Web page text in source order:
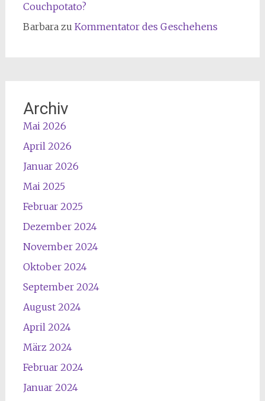
Couchpotato?
Barbarazu Kommentator des Geschehens
Archiv
Mai 2026
April 2026
Januar 2026
Mai 2025
Februar 2025
Dezember 2024
November 2024
Oktober 2024
September 2024
August 2024
April 2024
März 2024
Februar 2024
Januar 2024